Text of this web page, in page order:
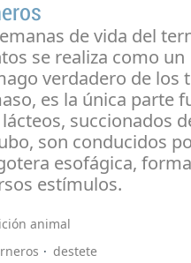
de vida del
se realiza como un
verdadero de los
es la única parte
succionados
son conducidos
esofágica,
estímulos.
animal
destete